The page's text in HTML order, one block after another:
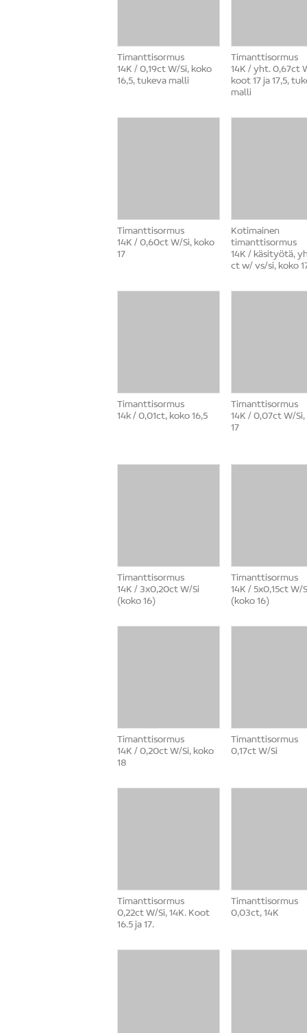
Timanttisormus
14K / 0,19ct W/Si, koko
16,5, tukeva malli
Timanttisormus
14K / yht. 0,67ct
koot 17 ja 17,5,
malli
Timanttisormus
14K / 0,60ct W/Si, koko
17
Kotimainen
timanttisormus
14K / käsityötä,
ct w/ vs/si, koko
Timanttisormus
14k / 0,01ct, koko 16,5
Timanttisormus
14K / 0,07ct W/
17
Timanttisormus
14K / 3x0,20ct W/Si
(koko 16)
Timanttisormus
14K / 5x0,15ct W/
(koko 16)
Timanttisormus
14K / 0,20ct W/Si, koko
18
Timanttisormus
0,17ct W/Si
Timanttisormus
0,22ct W/Si, 14K. Koot
16.5 ja 17.
Timanttisormus
0,03ct, 14K